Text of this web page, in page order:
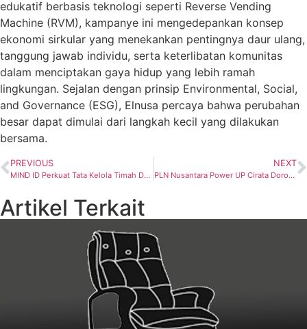
edukatif berbasis teknologi seperti Reverse Vending
Machine (RVM), kampanye ini mengedepankan konsep
ekonomi sirkular yang menekankan pentingnya daur ulang,
tanggung jawab individu, serta keterlibatan komunitas
dalam menciptakan gaya hidup yang lebih ramah
lingkungan. Sejalan dengan prinsip Environmental, Social,
and Governance (ESG), Elnusa percaya bahwa perubahan
besar dapat dimulai dari langkah kecil yang dilakukan
bersama.
PREVIOUS
MIND ID Perkuat Tata Kelola Timah Dukung Hilirisasi yang Berkelanjutan
NEXT
PLN Nusantara Power UP Cirata Dorong Inovasi Lingkungan dan Pemberdayaan Masyarakat Lewat Program Lentera Hijau
Artikel Terkait